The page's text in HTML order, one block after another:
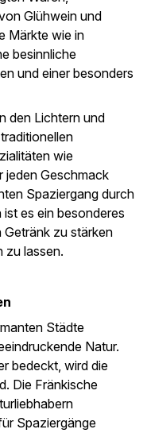
Glühwein und
Märkte wie in
besinnliche
und einer besonders
den Lichtern und
wie
jeden Geschmack
Spaziergang durch
es ein besonderes
Getränk zu stärken
zu lassen.
Städte
Natur.
bedeckt, wird die
Die Fränkische
Spaziergänge